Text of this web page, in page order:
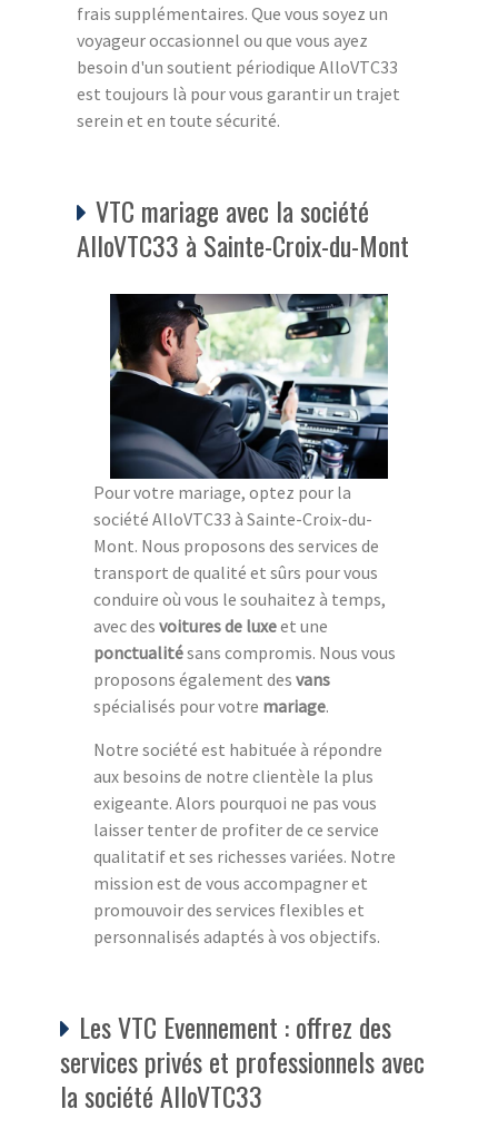
frais supplémentaires. Que vous soyez un
voyageur occasionnel ou que vous ayez
besoin d'un soutient périodique AlloVTC33
est toujours là pour vous garantir un trajet
serein et en toute sécurité.
VTC mariage avec la société
AlloVTC33 à Sainte-Croix-du-Mont
Pour votre mariage, optez pour la
société AlloVTC33 à Sainte-Croix-du-
Mont. Nous proposons des services de
transport de qualité et sûrs pour vous
conduire où vous le souhaitez à temps,
avec des voitures de luxeet une
ponctualitésans compromis. Nous vous
proposons également des vans
spécialisés pour votre mariage.
Notre société est habituée à répondre
aux besoins de notre clientèle la plus
exigeante. Alors pourquoi ne pas vous
laisser tenter de profiter de ce service
qualitatif et ses richesses variées. Notre
mission est de vous accompagner et
promouvoir des services flexibles et
personnalisés adaptés à vos objectifs.
Les VTC Evennement : offrez des
services privés et professionnels avec
la société AlloVTC33